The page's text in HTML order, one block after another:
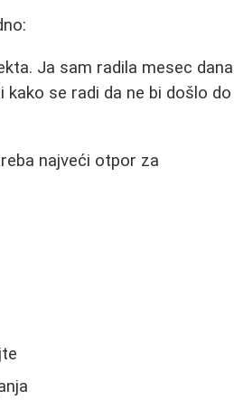
Ja sam radila mesec dana
se radi da ne bi došlo do
najveći otpor za